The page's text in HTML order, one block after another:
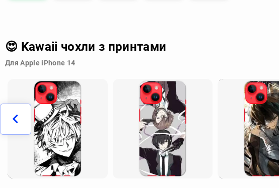
😍 Kawaii чохли з принтами
Для Apple iPhone 14